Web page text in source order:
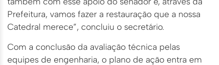
Prefeitura, vamos fazer a restauração que a nossa
Catedral merece”, concluiu o secretário.
Com a conclusão da avaliação técnica pelas
equipes de engenharia, o plano de ação entra em